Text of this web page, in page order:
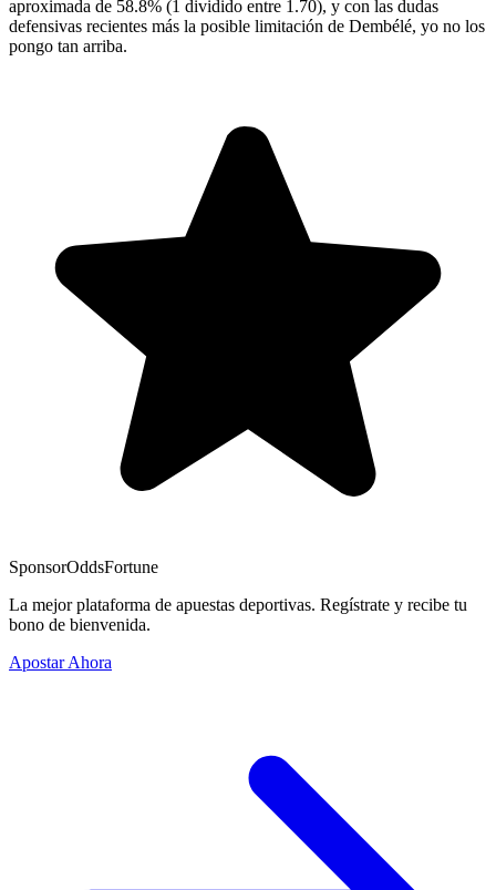
aproximada de 58.8% (1 dividido entre 1.70), y con las dudas
defensivas recientes más la posible limitación de Dembélé, yo no los
pongo tan arriba.
SponsorOddsFortune
La mejor plataforma de apuestas deportivas. Regístrate y recibe tu
bono de bienvenida.
Apostar Ahora